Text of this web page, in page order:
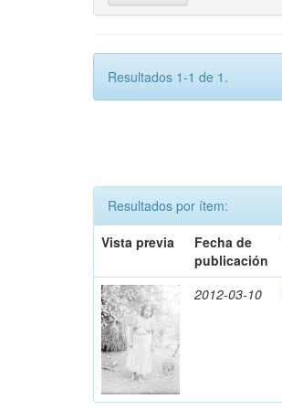
Resultados 1-1 de 1.
Resultados por ítem:
Vista previa
Fecha de
publicación
2012-03-10